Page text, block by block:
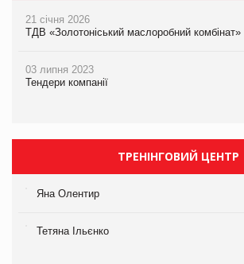
21 січня 2026
ТДВ «Золотоніський маслоробний комбінат»
03 липня 2023
Тендери компанії
ТРЕНІНГОВИЙ ЦЕНТР
Яна Олентир
Тетяна Ільєнко